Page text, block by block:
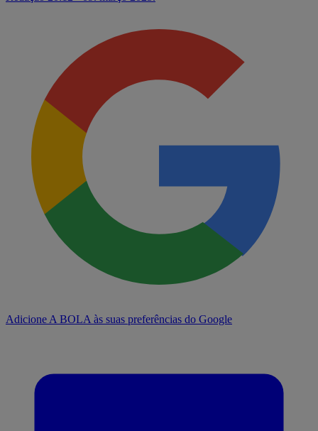
Adicione A BOLA às suas preferências do Google